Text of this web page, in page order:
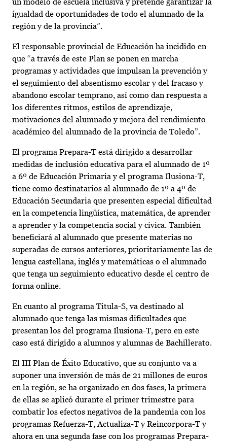
igualdad de oportunidades de todo el alumnado de la
región y de la provincia”.
El responsable provincial de Educación ha incidido en
que “a través de este Plan se ponen en marcha
programas y actividades que impulsan la prevención y
el seguimiento del absentismo escolar y del fracaso y
abandono escolar temprano, así como dan respuesta a
los diferentes ritmos, estilos de aprendizaje,
motivaciones del alumnado y mejora del rendimiento
académico del alumnado de la provincia de Toledo”.
El programa Prepara-T está dirigido a desarrollar
medidas de inclusión educativa para el alumnado de 1º
a 6º de Educación Primaria y el programa Ilusiona-T,
tiene como destinatarios al alumnado de 1º a 4º de
Educación Secundaria que presenten especial dificultad
en la competencia lingüística, matemática, de aprender
a aprender y la competencia social y cívica. También
beneficiará al alumnado que presente materias no
superadas de cursos anteriores, prioritariamente las de
lengua castellana, inglés y matemáticas o el alumnado
que tenga un seguimiento educativo desde el centro de
forma online.
En cuanto al programa Titula-S, va destinado al
alumnado que tenga las mismas dificultades que
presentan los del programa Ilusiona-T, pero en este
caso está dirigido a alumnos y alumnas de Bachillerato.
El III Plan de Éxito Educativo, que su conjunto va a
suponer una inversión de más de 21 millones de euros
en la región, se ha organizado en dos fases, la primera
de ellas se aplicó durante el primer trimestre para
combatir los efectos negativos de la pandemia con los
programas Refuerza-T, Actualiza-T y Reincorpora-T y
ahora en una segunda fase con los programas Prepara-